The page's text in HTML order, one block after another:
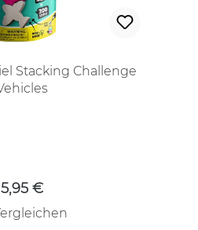
Stacking Challenge
5,95 €